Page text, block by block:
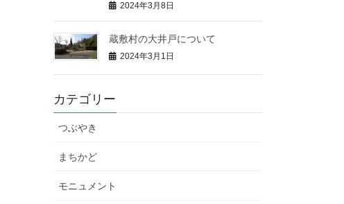
2024年3月8日
蔵敷村の大井戸について
2024年3月1日
カテゴリー
つぶやき
まちかど
モニュメント